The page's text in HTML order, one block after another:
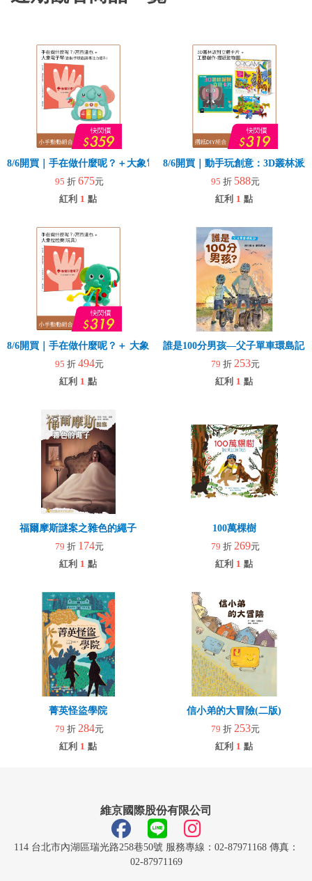
8/6開買｜手在做什麼呢？＋大象電子琴
95 折 675元
紅利 1 點
8/6開買｜動手玩創意：3D叢林派
95 折 588元
紅利 1 點
8/6開買｜手在做什麼呢？＋ 大象拉拉樂(玩具)
95 折 494元
紅利 1 點
誰是100分男孩—父子單車環島記
79 折 253元
紅利 1 點
福爾摩斯謎案之雜色的繩子
79 折 174元
紅利 1 點
100萬棵樹
79 折 269元
紅利 1 點
菁英怪盜學院
79 折 284元
紅利 1 點
信小弟的大冒險(二版)
79 折 253元
紅利 1 點
維京國際股份有限公司
114 台北市內湖區瑞光路258巷50號 服務專線：02-87971168 傳真：
02-87971169